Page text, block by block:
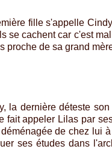
fille s'appelle
se cachent car c'est
proche de sa grand
la dernière déteste
fait appeler Lilas par
de chez lui
ses études dans